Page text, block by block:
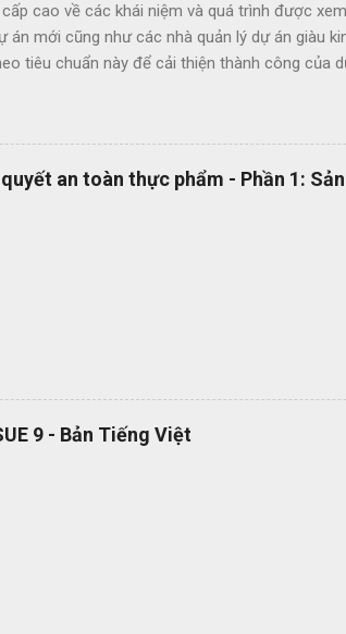
cao về các khái niệm và quá trình được
án mới cũng như các nhà quản lý dự án giàu
tiêu chuẩn này để cải thiện thành công của
chất lượng dự án Tạo thuận lợi cho quá trình
lý dự án một cách nhất quán Cho phép sự
các dự án quốc tế Cung cấp các nguyên tắc
đổi số quy trình thật đơn giản. Hiện tại
OEMS là một công cụ tuyệt vời giúp bạn
an toàn thực phẩm - Phần 1:
9 - Bản Tiếng Việt